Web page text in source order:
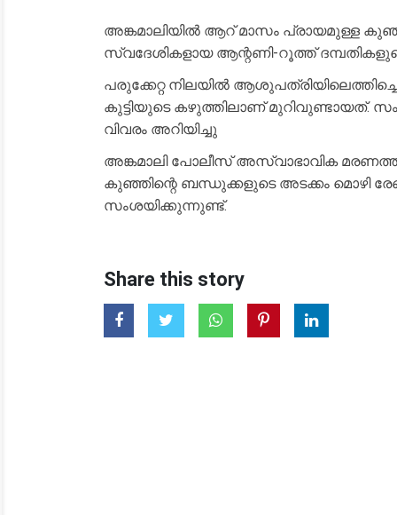
അങ്കമാലിയിൽ ആറ് മാസം പ്രായമുള്ള കുഞ്ഞ്
സ്വദേശികളായ ആന്റണി-റൂത്ത്
പരുക്കേറ്റ നിലയിൽ
കുട്ടിയുടെ കഴുത്തിലാണ് മുറിവുണ്ടായത്.
വിവരം അറിയിച്ചു
അങ്കമാലി പോലീസ് അസ്വാഭാവിക
കുഞ്ഞിന്റെ ബന്ധുക്കളുടെ അടക്കം മൊഴി
സംശയിക്കുന്നുണ്ട്.
Share this story